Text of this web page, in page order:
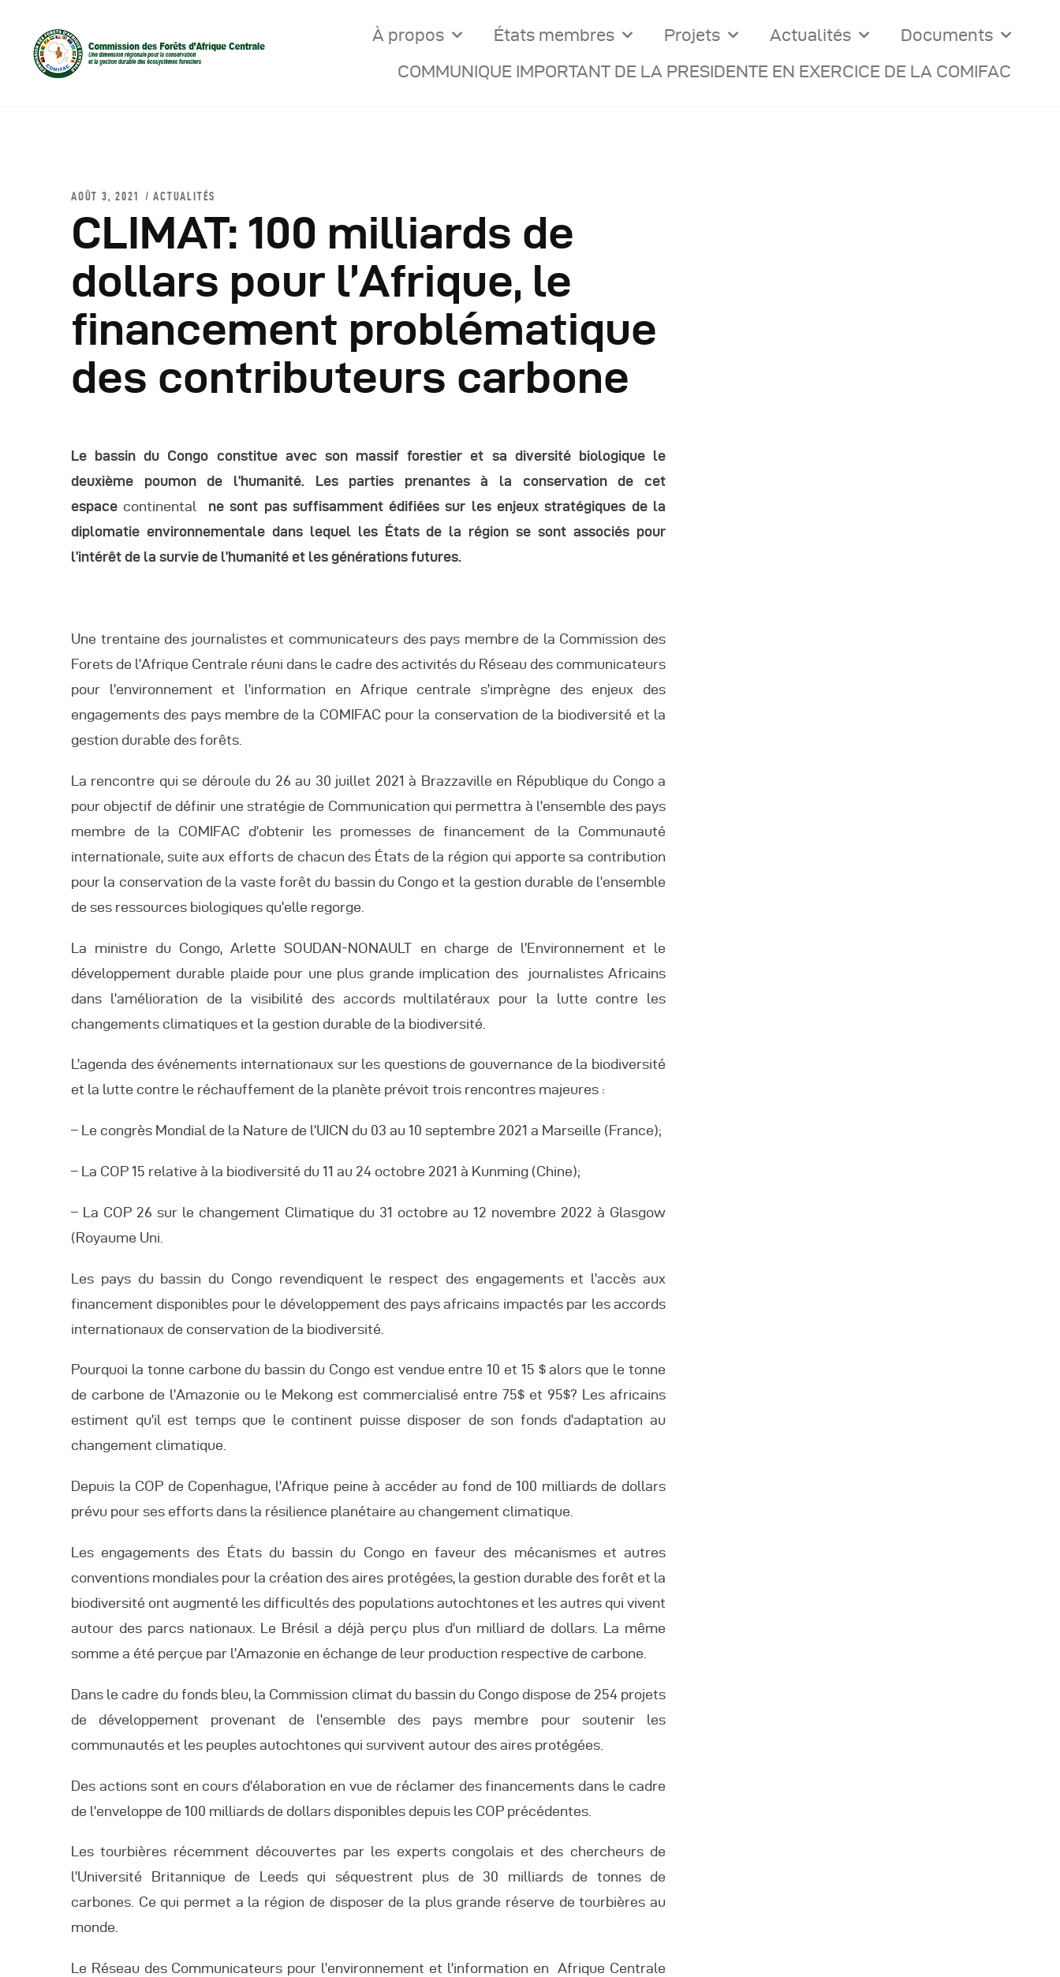
À propos États membres Projets Actualités
Documents
COMMUNIQUE IMPORTANT DE LA PRESIDENTE EN EXERCICE DE LA COMIFAC
Documents Officiels
Conseils Des Ministres
Comptes Rendus De
Réunions Sous-
Rapports
Publications
Réunions Réseaux
CEFDHAC
Autres Publications
AOÛT 3, 2021 ACTUALITÉS
CLIMAT: 100 milliards de
dollars pour l’Afrique, le
financement problématique
des contributeurs carbone
Le bassin du Congo constitue avec son massif forestier et sa diversité biologique le
deuxième poumon de l’humanité. Les parties prenantes à la conservation de cet
espace continental
ne sont pas suffisamment édifiées sur les enjeux stratégiques de la
diplomatie environnementale dans lequel les États de la région se sont associés pour
l’intérêt de la survie de l’humanité et les générations futures.
Une trentaine des journalistes et communicateurs des pays membre de la Commission des
Forets de l’Afrique Centrale réuni dans le cadre des activités du Réseau des communicateurs
pour l’environnement et l’information en Afrique centrale s’imprègne des enjeux des
engagements des pays membre de la COMIFAC pour la conservation de la biodiversité et la
gestion durable des forêts.
La rencontre qui se déroule du 26 au 30 juillet 2021 à Brazzaville en République du Congo a
pour objectif de définir une stratégie de Communication qui permettra à l’ensemble des pays
membre de la COMIFAC d’obtenir les promesses de financement de la Communauté
internationale, suite aux efforts de chacun des États de la région qui apporte sa contribution
pour la conservation de la vaste forêt du bassin du Congo et la gestion durable de l’ensemble
de ses ressources biologiques qu’elle regorge.
La ministre du Congo, Arlette SOUDAN-NONAULT en charge de l’Environnement et le
développement durable plaide pour une plus grande implication des journalistes Africains
dans l’amélioration de la visibilité des accords multilatéraux pour la lutte contre les
changements climatiques et la gestion durable de la biodiversité.
L’agenda des événements internationaux sur les questions de gouvernance de la biodiversité
et la lutte contre le réchauffement de la planète prévoit trois rencontres majeures :
– Le congrès Mondial de la Nature de l’UICN du 03 au 10 septembre 2021 a Marseille (France);
– La COP 15 relative à la biodiversité du 11 au 24 octobre 2021 à Kunming (Chine);
– La COP 26 sur le changement Climatique du 31 octobre au 12 novembre 2022 à Glasgow
(Royaume Uni.
Les pays du bassin du Congo revendiquent le respect des engagements et l’accès aux
financement disponibles pour le développement des pays africains impactés par les accords
internationaux de conservation de la biodiversité.
Pourquoi la tonne carbone du bassin du Congo est vendue entre 10 et 15 $ alors que le tonne
de carbone de l’Amazonie ou le Mekong est commercialisé entre 75$ et 95$? Les africains
estiment qu’il est temps que le continent puisse disposer de son fonds d’adaptation au
changement climatique.
Depuis la COP de Copenhague, l’Afrique peine à accéder au fond de 100 milliards de dollars
prévu pour ses efforts dans la résilience planétaire au changement climatique.
Les engagements des États du bassin du Congo en faveur des mécanismes et autres
conventions mondiales pour la création des aires protégées, la gestion durable des forêt et la
biodiversité ont augmenté les difficultés des populations autochtones et les autres qui vivent
autour des parcs nationaux. Le Brésil a déjà perçu plus d’un milliard de dollars. La même
somme a été perçue par l’Amazonie en échange de leur production respective de carbone.
Dans le cadre du fonds bleu, la Commission climat du bassin du Congo dispose de 254 projets
de développement provenant de l’ensemble des pays membre pour soutenir les
communautés et les peuples autochtones qui survivent autour des aires protégées.
Des actions sont en cours d’élaboration en vue de réclamer des financements dans le cadre
de l’enveloppe de 100 milliards de dollars disponibles depuis les COP précédentes.
Les tourbières récemment découvertes par les experts congolais et des chercheurs de
l’Université Britannique de Leeds qui séquestrent plus de 30 milliards de tonnes de
carbones. Ce qui permet a la région de disposer de la plus grande réserve de tourbières au
monde.
Le Réseau des Communicateurs pour l’environnement et l’information en Afrique Centrale